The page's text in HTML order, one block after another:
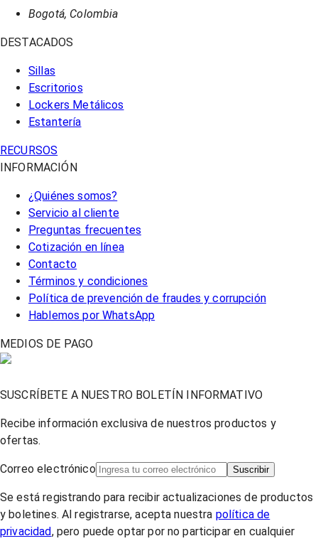
Bogotá, Colombia
DESTACADOS
Sillas
Escritorios
Lockers Metálicos
Estantería
RECURSOS
INFORMACIÓN
¿Quiénes somos?
Servicio al cliente
Preguntas frecuentes
Cotización en línea
Contacto
Términos y condiciones
Política de prevención de fraudes y corrupción
Hablemos por WhatsApp
MEDIOS DE PAGO
SUSCRÍBETE A NUESTRO BOLETÍN INFORMATIVO
Recibe información exclusiva de nuestros productos y
ofertas.
Correo electrónico Suscribir
Se está registrando para recibir actualizaciones de productos
y boletines. Al registrarse, acepta nuestra política de
privacidad, pero puede optar por no participar en cualquier